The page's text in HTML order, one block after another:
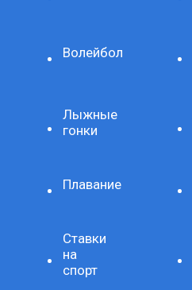
Волейбол
Лыжные
гонки
Плавание
Ставки
на
спорт